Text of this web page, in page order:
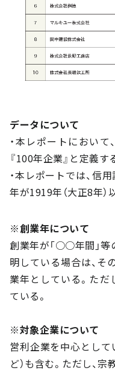
データについて
・本レポートにおい
『100年企業』と定義す
・本レポートでは、信
年が1919年（大正8年）
※創業年について
創業年が「○○年間」
明している場合は、そ
業年としている。ただ
ている。
※対象企業について
営利企業を中心として
ど）も含む。ただし、